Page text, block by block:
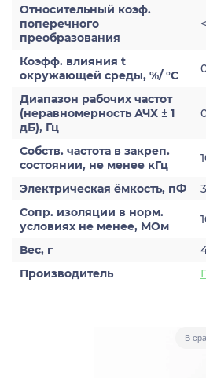
Относительный коэф.
поперечного
преобразования
Коэфф. влияния t
окружающей среды, %/ °С
Диапазон рабочих частот
(неравномерность АЧХ ± 1
дБ), Гц
Собств. частота в закреп.
состоянии, не менее кГц
Электрическая ёмкость, пФ
Сопр. изоляции в норм.
условиях не менее, МОм
Вес, г
Производитель
В